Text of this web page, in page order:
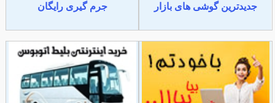
جدیدترین گوشی های بازار
جرم گیری رایگان